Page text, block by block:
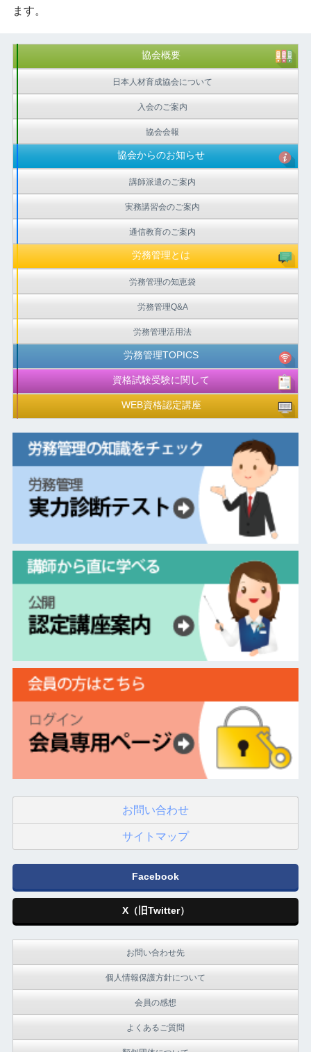
ます。
協会概要
日本人材育成協会について
入会のご案内
協会会報
協会からのお知らせ
講師派遣のご案内
実務講習会のご案内
通信教育のご案内
労務管理とは
労務管理の知恵袋
労務管理Q&A
労務管理活用法
労務管理TOPICS
資格試験受験に関して
WEB資格認定講座
お問い合わせ
サイトマップ
Facebook
X（旧Twitter）
お問い合わせ先
個人情報保護方針について
会員の感想
よくあるご質問